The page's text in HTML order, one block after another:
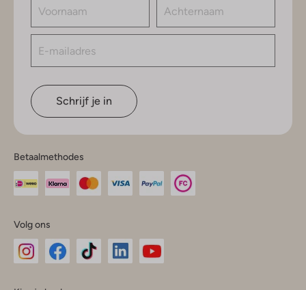
Schrijf je in
Betaalmethodes
Volg ons